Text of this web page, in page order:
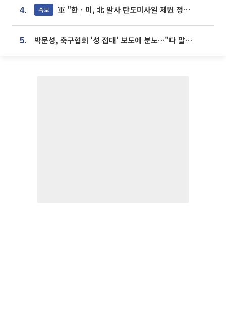
4. 속보 軍 "한ㆍ미, 北 발사 탄도미사일 제원 정밀분석 중"
5. 박문성, 축구협회 '성 접대' 보도에 분노…"다 말아먹으려고 작정했나"